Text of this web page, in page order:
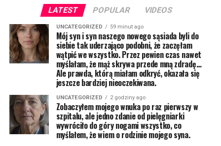
LATEST POPULAR VIDEOS
UNCATEGORIZED 59 minut ago
Mój syn i syn naszego nowego sąsiada byli do
siebie tak uderzająco podobni, że zaczęłam
wątpić we wszystko. Przez pewien czas nawet
myślałam, że mąż skrywa przede mną zdradę…
Ale prawda, którą miałam odkryć, okazała się
jeszcze bardziej nieoczekiwana.
UNCATEGORIZED 2 godziny ago
Zobaczyłem mojego wnuka po raz pierwszy w
szpitalu, ale jedno zdanie od pielęgniarki
wywróciło do góry nogami wszystko, co
myślałem, że wiem o rodzinie mojego syna.